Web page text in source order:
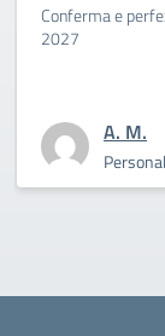
iscrizione
tecnico